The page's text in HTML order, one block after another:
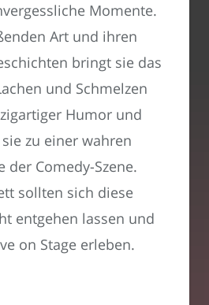
Momente.
Art und ihren
bringt sie das
und Schmelzen
Humor und
zu einer wahren
der Comedy-Szene.
sollten sich diese
entgehen lassen und
on Stage erleben.